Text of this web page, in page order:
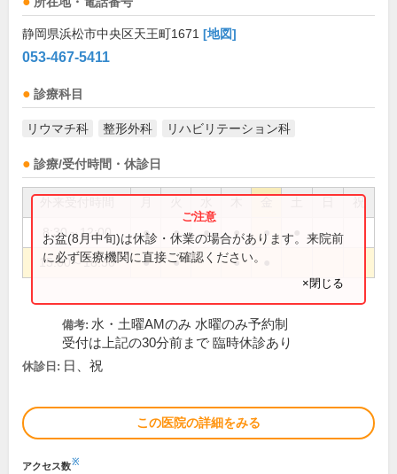
静岡県浜松市中央区天王町1671 [地図]
053-467-5411
診療科目
リウマチ科 整形外科 リハビリテーション科
診療/受付時間・休診日
祝
8:30～12:00 ● ● ● ● ●
15:00～18:30 ● ● ●
お盆(8月中旬)は休診・休業の場合があります。来院前
に必ず医療機関に直接ご確認ください。
×閉じる
備考: 水・土曜AMのみ 水曜のみ予約制
受付は上記の30分前まで 臨時休診あり
休診日: 日、祝
この医院の詳細をみる
アクセス数※